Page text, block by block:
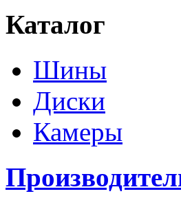
Каталог
Шины
Диски
Камеры